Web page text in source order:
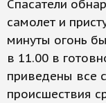
Спасатели
самолет и
минуты огонь
в 11.00 в
приведены все
происшествия